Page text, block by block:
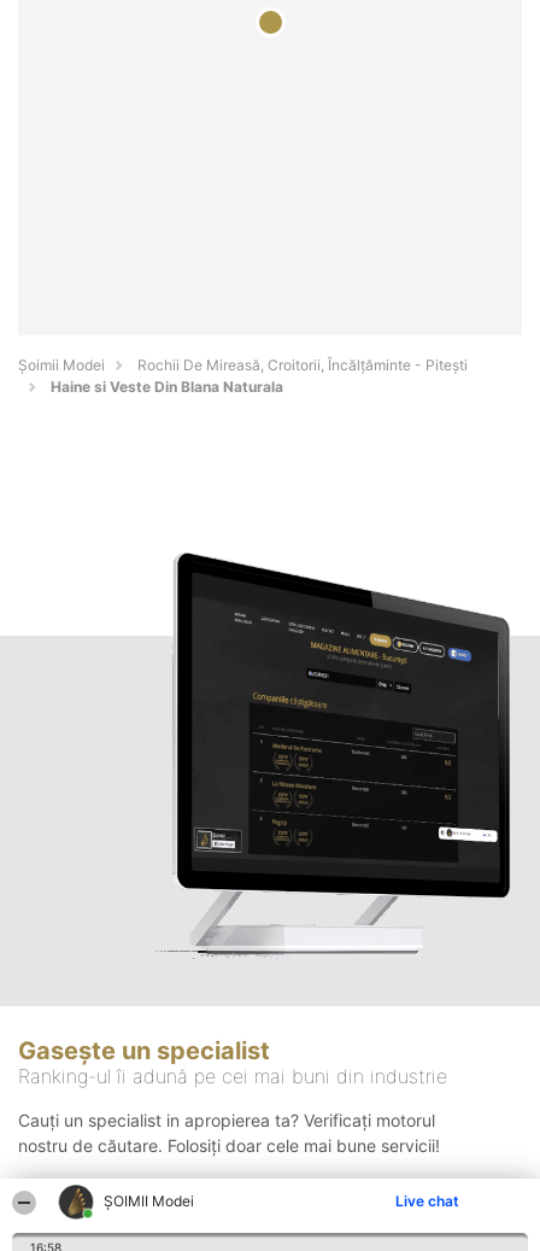
ȘOIMII Modei Live chat
16:58
Șoimii Modei
Rochii De Mireasă, Croitorii, Încălțăminte - Piteşti
Haine si Veste Din Blana Naturala
Gasește un specialist
Ranking-ul îi adună pe cei mai buni din industrie
Cauți un specialist in apropierea ta? Verificați motorul
nostru de căutare. Folosiți doar cele mai bune servicii!